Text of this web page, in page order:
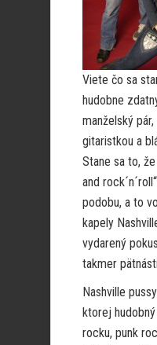
Viete čo sa
hudobne
manželský
gitaristkou a
Stane sa to, že
and
podobu, a to
kapely
vydarený
takmer
Nashville
ktorej
rocku, punk